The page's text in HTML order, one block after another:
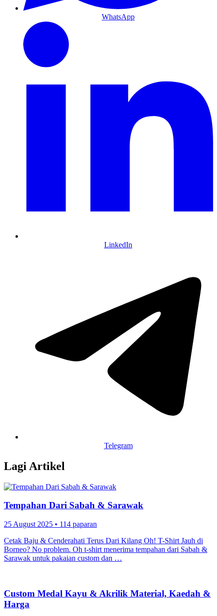
WhatsApp
LinkedIn
Telegram
Lagi Artikel
Tempahan Dari Sabah & Sarawak
25 August 2025 • 114 paparan
Cetak Baju & Cenderahati Terus Dari Kilang Oh! T-Shirt Jauh di
Borneo? No problem. Oh t-shirt menerima tempahan dari Sabah &
Sarawak untuk pakaian custom dan …
Custom Medal Kayu & Akrilik Material, Kaedah &
Harga